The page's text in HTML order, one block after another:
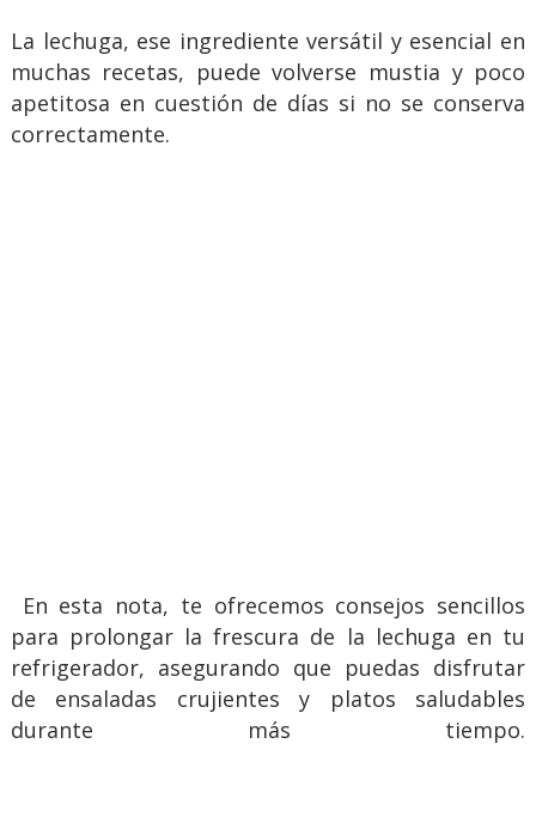
La lechuga, ese ingrediente versátil y esencial en
muchas recetas, puede volverse mustia y poco
apetitosa en cuestión de días si no se conserva
correctamente.
En esta nota, te ofrecemos consejos sencillos
para prolongar la frescura de la lechuga en tu
refrigerador, asegurando que puedas disfrutar
de ensaladas crujientes y platos saludables
durante más tiempo.